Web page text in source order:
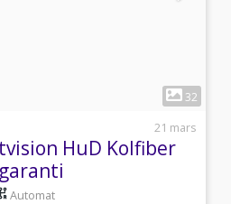
32
21 mars
HuD Kolfiber
Automat